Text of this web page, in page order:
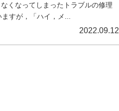
くなってしまったトラブルの修理
すが，「ハイ，メ...
2022.09.12